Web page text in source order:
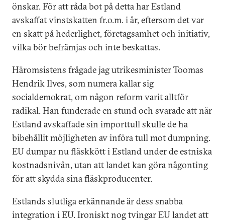
önskar. För att råda bot på detta har Estland
avskaffat vinstskatten fr.o.m. i år, eftersom det var
en skatt på hederlighet, företagsamhet och initiativ,
vilka bör befrämjas och inte beskattas.
Häromsistens frågade jag utrikesminister Toomas
Hendrik Ilves, som numera kallar sig
socialdemokrat, om någon reform varit alltför
radikal. Han funderade en stund och svarade att när
Estland avskaffade sin importtull skulle de ha
bibehållit möjligheten av införa tull mot dumpning.
EU dumpar nu fläskkött i Estland under de estniska
kostnadsnivån, utan att landet kan göra någonting
för att skydda sina fläskproducenter.
Estlands slutliga erkännande är dess snabba
integration i EU. Ironiskt nog tvingar EU landet att